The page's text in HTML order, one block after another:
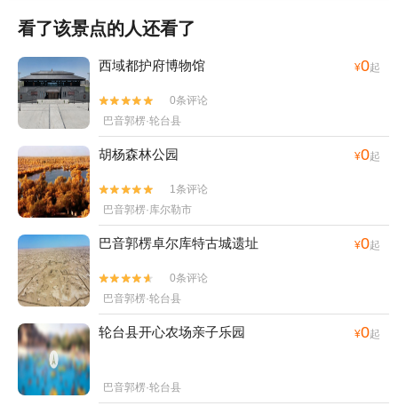
看了该景点的人还看了
西域都护府博物馆 ¥0起


0条评论
巴音郭楞·轮台县
胡杨森林公园 ¥0起


1条评论
巴音郭楞·库尔勒市
巴音郭楞卓尔库特古城遗址 ¥0起


0条评论
巴音郭楞·轮台县
轮台县开心农场亲子乐园 ¥0起
巴音郭楞·轮台县